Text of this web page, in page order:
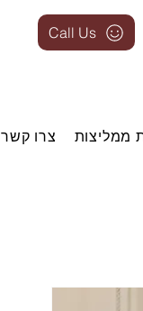
Call Us
ממליצות צרו קשר